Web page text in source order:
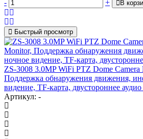
-
+ В
Быстрый просмотр
ZS-3008 3.0MP WiFi PTZ Dome
Поддержка обнаружения движения,
видение, TF-карта, двустороннее
Артикул: -